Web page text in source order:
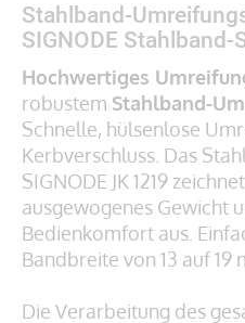
Stahlband-
SIGNODE
Hochwertiges
robustem Stahlband-
Schnelle, hülsenlose
Kerbverschluss. Das
SIGNODE JK 1219
ausgewogenes Gewicht
Bedienkomfort aus.
Bandbreite von 13 auf 19
Die Verarbeitung des